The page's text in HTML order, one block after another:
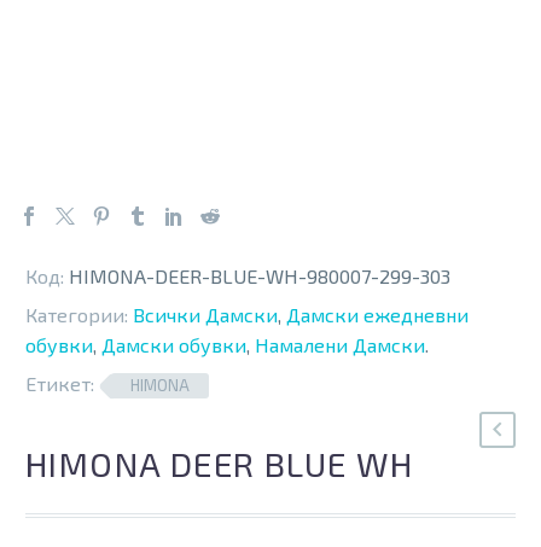
Код: HIMONA-DEER-BLUE-WH-980007-299-303
Категории: Всички Дамски, Дамски ежедневни
обувки, Дамски обувки, Намалени Дамски.
Етикет:
HIMONA
HIMONA DEER BLUE WH